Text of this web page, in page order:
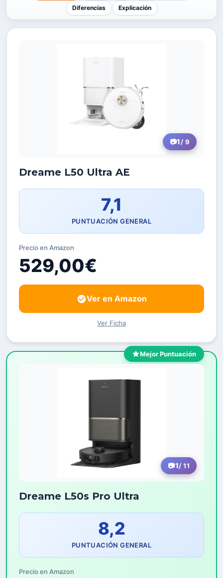
Diferencias
Explicación
1/ 9
Dreame L50 Ultra AE
7,1
PUNTUACIÓN GENERAL
Precio en Amazon
529,00€
Ver en Amazon
Ver Ficha
Mejor Puntuación
1/ 11
Dreame L50s Pro Ultra
8,2
PUNTUACIÓN GENERAL
Precio en Amazon